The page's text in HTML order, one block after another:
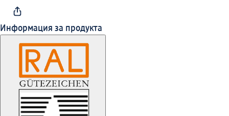
Информация за продукта